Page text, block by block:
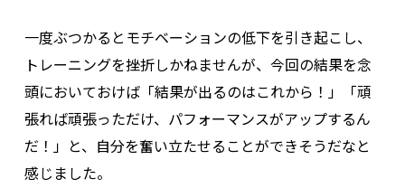
一度ぶつかるとモチベーションの低下を引き起こし、
トレーニングを挫折しかねませんが、今回の結果を念
頭においておけば「結果が出るのはこれから！」「頑
張れば頑張っただけ、パフォーマンスがアップするん
だ！」と、自分を奮い立たせることができそうだなと
感じました。